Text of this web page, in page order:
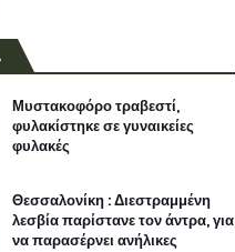
Μυστακοφόρο τραβεστί,
φυλακίστηκε σε γυναικείες
φυλακές
Θεσσαλονίκη : Διεστραμμένη
λεσβία παρίστανε τον άντρα, για
να παρασέρνει ανήλικες